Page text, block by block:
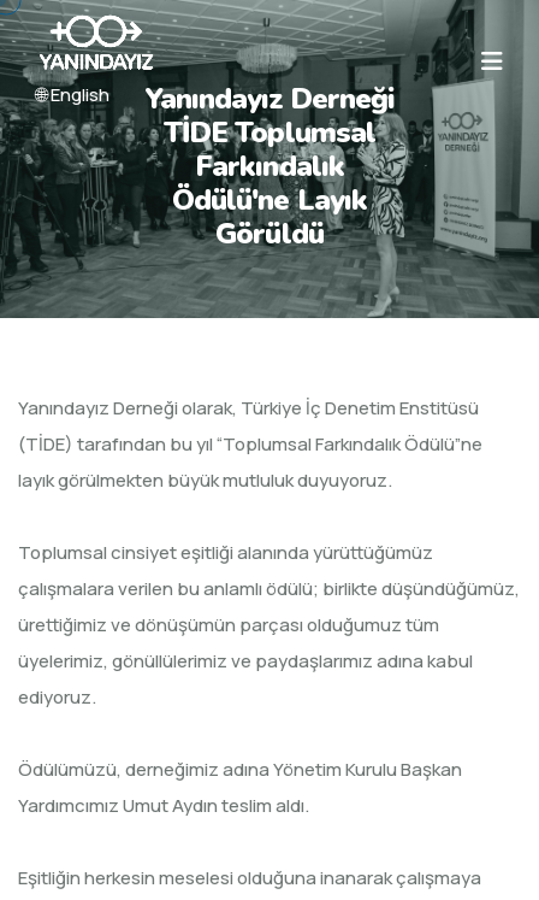
🌐 English
Yanındayız Derneği
TİDE Toplumsal
Farkındalık
Ödülü'ne Layık
Görüldü
Yanındayız Derneği olarak, Türkiye İç Denetim Enstitüsü
(TİDE) tarafından bu yıl “Toplumsal Farkındalık Ödülü”ne
layık görülmekten büyük mutluluk duyuyoruz.
Toplumsal cinsiyet eşitliği alanında yürüttüğümüz
çalışmalara verilen bu anlamlı ödülü; birlikte düşündüğümüz,
ürettiğimiz ve dönüşümün parçası olduğumuz tüm
üyelerimiz, gönüllülerimiz ve paydaşlarımız adına kabul
ediyoruz.
Ödülümüzü, derneğimiz adına Yönetim Kurulu Başkan
Yardımcımız Umut Aydın teslim aldı.
Eşitliğin herkesin meselesi olduğuna inanarak çalışmaya